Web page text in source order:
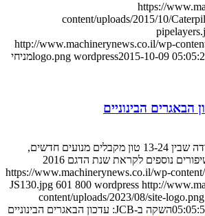
https://
content/uploads/2015/10/
http://www.machinerynews.co.il/wp-
logo.png wordpress2015-10-09
מניחי
המחפרים במשקלי העבודה שבין 13-24 טון מקבלים מנועים חדשים,
נוספים לקראת שנת הדגם 2016
https://www.machinerynews.co.il/wp-
JS130.jpg 601 800 wordpress http://
content/uploads/2023/08/site-logo.png
השקה ב-JCB: עדכון הבאגרים הבינוניים